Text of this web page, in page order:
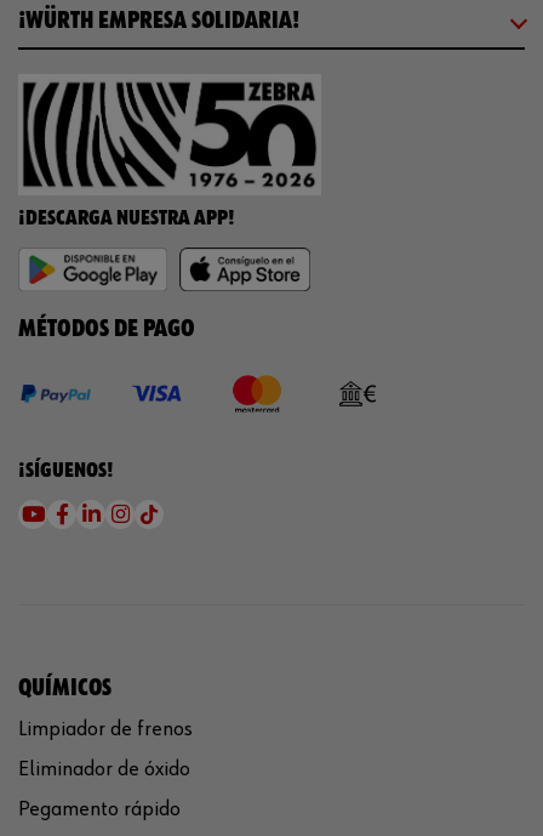
¡WÜRTH EMPRESA SOLIDARIA!
¡DESCARGA NUESTRA APP!
MÉTODOS DE PAGO
¡SÍGUENOS!
QUÍMICOS
Limpiador de frenos
Eliminador de óxido
Pegamento rápido